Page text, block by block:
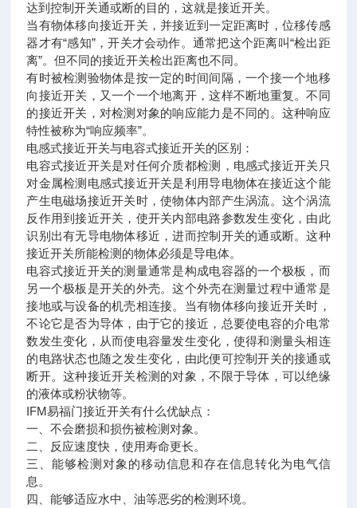
达到控制开关通或断的目的，这就是接近开关。
当有物体移向接近开关，并接近到一定距离时，位移传感
器才有“感知”，开关才会动作。通常把这个距离叫“检出距
离”。但不同的接近开关检出距离也不同。
有时被检测验物体是按一定的时间间隔，一个接一个地移
向接近开关，又一个一个地离开，这样不断地重复。不同
的接近开关，对检测对象的响应能力是不同的。这种响应
特性被称为“响应频率”。
电感式接近开关与电容式接近开关的区别：
电容式接近开关是对任何介质都检测，电感式接近开关只
对金属检测电感式接近开关是利用导电物体在接近这个能
产生电磁场接近开关时，使物体内部产生涡流。这个涡流
反作用到接近开关，使开关内部电路参数发生变化，由此
识别出有无导电物体移近，进而控制开关的通或断。这种
接近开关所能检测的物体必须是导电体。
电容式接近开关的测量通常是构成电容器的一个极板，而
另一个极板是开关的外壳。这个外壳在测量过程中通常是
接地或与设备的机壳相连接。当有物体移向接近开关时，
不论它是否为导体，由于它的接近，总要使电容的介电常
数发生变化，从而使电容量发生变化，使得和测量头相连
的电路状态也随之发生变化，由此便可控制开关的接通或
断开。这种接近开关检测的对象，不限于导体，可以绝缘
的液体或粉状物等。
IFM易福门接近开关有什么优缺点：
一、不会磨损和损伤被检测对象。
二、反应速度快，使用寿命更长。
三、能够检测对象的移动信息和存在信息转化为电气信
息。
四、能够适应水中、油等恶劣的检测环境。